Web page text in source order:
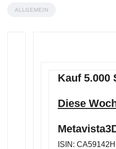
ALLGEMEIN
Kauf 5.000
Diese
ISIN: